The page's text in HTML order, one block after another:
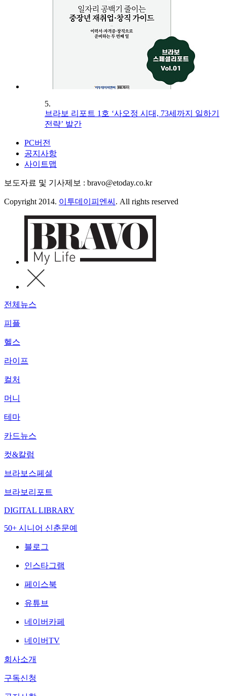
5.
브라보 리포트 1호 ‘사오정 시대, 73세까지 일하기
전략’ 발간
PC버전
공지사항
사이트맵
보도자료 및 기사제보 : bravo@etoday.co.kr
Copyright 2014. 이투데이피엔씨 . All rights reserved
전체뉴스
피플
헬스
라이프
컬처
머니
테마
카드뉴스
컷&칼럼
브라보스페셜
브라보리포트
DIGITAL LIBRARY
50+ 시니어 신춘문예
블로그
인스타그램
페이스북
유튜브
네이버카페
네이버TV
회사소개
구독신청